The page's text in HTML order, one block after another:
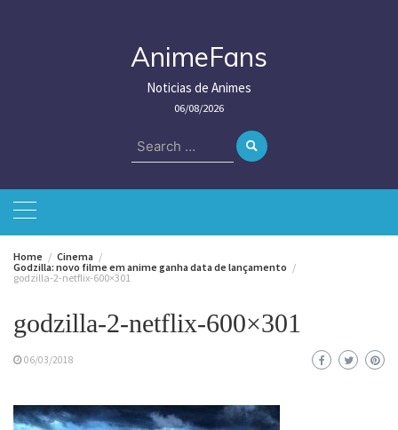
AnimeFans
Noticias de Animes
06/08/2026
Search
for:
Home
Cinema
Godzilla: novo filme em anime ganha data de lançamento
godzilla-2-netflix-600×301
godzilla-2-netflix-600×301
06/03/2018